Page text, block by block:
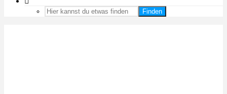
Finden